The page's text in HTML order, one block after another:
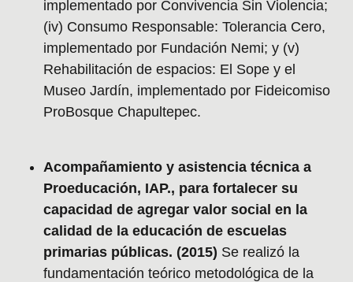
implementado por Convivencia Sin Violencia;
(iv) Consumo Responsable: Tolerancia Cero,
implementado por Fundación Nemi; y (v)
Rehabilitación de espacios: El Sope y el
Museo Jardín, implementado por Fideicomiso
ProBosque Chapultepec.
Acompañamiento y asistencia técnica a
Proeducación, IAP., para fortalecer su
capacidad de agregar valor social en la
calidad de la educación de escuelas
primarias públicas. (2015) Se realizó la
fundamentación teórico metodológica de la